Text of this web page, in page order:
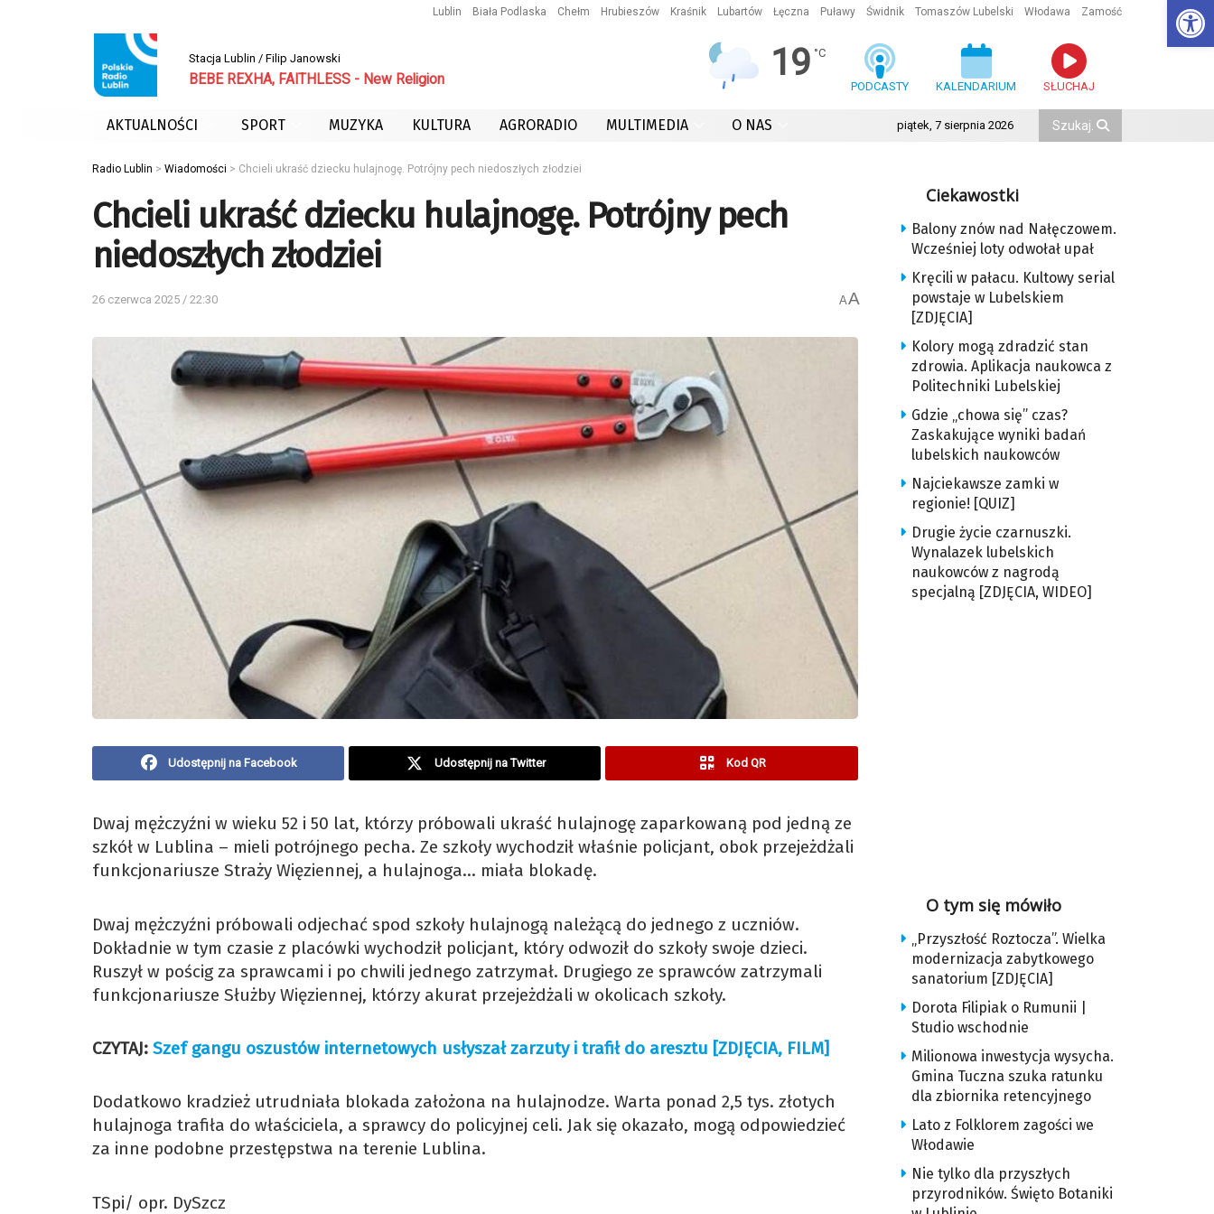
Lublin Biała Podlaska Chełm Hrubieszów Kraśnik Lubartów Łęczna Puławy Świdnik Tomaszów Lubelski Włodawa Zamość
Stacja Lublin / Filip Janowski
BEBE REXHA, FAITHLESS - New Religion 19 °C
PODCASTY KALENDARIUM SŁUCHAJ
AKTUALNOŚCI SPORT MUZYKA KULTURA AGRORADIO MULTIMEDIA O NAS piątek, 7 sierpnia 2026
Radio Lublin > Wiadomości > Chcieli ukraść dziecku hulajnogę. Potrójny pech niedoszłych złodziei
Chcieli ukraść dziecku hulajnogę. Potrójny pech
niedoszłych złodziei
26 czerwca 2025 / 22:30 AA
Udostępnij na Facebook Udostępnij na Twitter Kod QR
Dwaj mężczyźni w wieku 52 i 50 lat, którzy próbowali ukraść hulajnogę zaparkowaną pod jedną ze
szkół w Lublina – mieli potrójnego pecha. Ze szkoły wychodził właśnie policjant, obok przejeżdżali
funkcjonariusze Straży Więziennej, a hulajnoga… miała blokadę.
Dwaj mężczyźni próbowali odjechać spod szkoły hulajnogą należącą do jednego z uczniów.
Dokładnie w tym czasie z placówki wychodził policjant, który odwoził do szkoły swoje dzieci.
Ruszył w pościg za sprawcami i po chwili jednego zatrzymał. Drugiego ze sprawców zatrzymali
funkcjonariusze Służby Więziennej, którzy akurat przejeżdżali w okolicach szkoły.
CZYTAJ: Szef gangu oszustów internetowych usłyszał zarzuty i trafił do aresztu [ZDJĘCIA, FILM]
Dodatkowo kradzież utrudniała blokada założona na hulajnodze. Warta ponad 2,5 tys. złotych
hulajnoga trafiła do właściciela, a sprawcy do policyjnej celi. Jak się okazało, mogą odpowiedzieć
za inne podobne przestępstwa na terenie Lublina.
TSpi/ opr. DySzcz
Ciekawostki
Balony znów nad Nałęczowem.
Wcześniej loty odwołał upał
Kręcili w pałacu. Kultowy serial
powstaje w Lubelskiem
[ZDJĘCIA]
Kolory mogą zdradzić stan
zdrowia. Aplikacja naukowca z
Politechniki Lubelskiej
Gdzie „chowa się” czas?
Zaskakujące wyniki badań
lubelskich naukowców
Najciekawsze zamki w
regionie! [QUIZ]
Drugie życie czarnuszki.
Wynalazek lubelskich
naukowców z nagrodą
specjalną [ZDJĘCIA, WIDEO]
O tym się mówiło
„Przyszłość Roztocza”. Wielka
modernizacja zabytkowego
sanatorium [ZDJĘCIA]
Dorota Filipiak o Rumunii |
Studio wschodnie
Milionowa inwestycja wysycha.
Gmina Tuczna szuka ratunku
dla zbiornika retencyjnego
Lato z Folklorem zagości we
Włodawie
Nie tylko dla przyszłych
przyrodników. Święto Botaniki